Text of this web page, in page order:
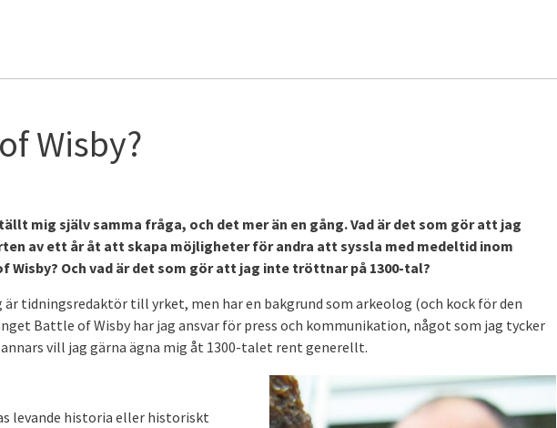
Wisby?
mig själv samma fråga, och det mer än en gång. Vad är det som gör att jag
av ett år åt att skapa möjligheter för andra att syssla med medeltid inom
Och vad är det som gör att jag inte tröttnar på 1300-tal?
tidningsredaktör till yrket, men har en bakgrund som arkeolog (och kock för den
Battle of Wisby har jag ansvar för press och kommunikation, något som jag tycker
vill jag gärna ägna mig åt 1300-talet rent generellt.
levande historia eller historiskt